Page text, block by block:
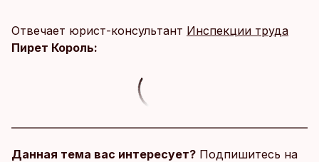
Отвечает юрист-консультант Инспекции труда
Пирет Король:
Данная тема вас интересует? Подпишитесь на